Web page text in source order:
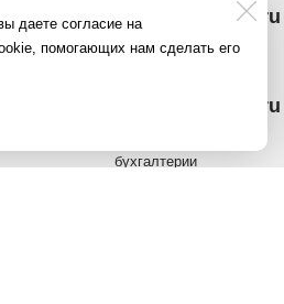
info@pereezdmarket.ru
Общая почта для клиентов
buh@pereezdmarket.ru
бухгалтерии
даете согласие на
помогающих нам сделать его